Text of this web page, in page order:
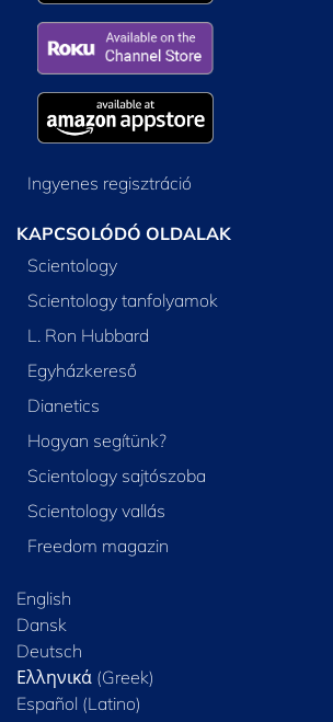
Ingyenes regisztráció
KAPCSOLÓDÓ OLDALAK
Scientology
Scientology tanfolyamok
L. Ron Hubbard
Egyházkereső
Dianetics
Hogyan segítünk?
Scientology sajtószoba
Scientology vallás
Freedom magazin
English
Dansk
Deutsch
Ελληνικά (Greek)
Español (Latino)